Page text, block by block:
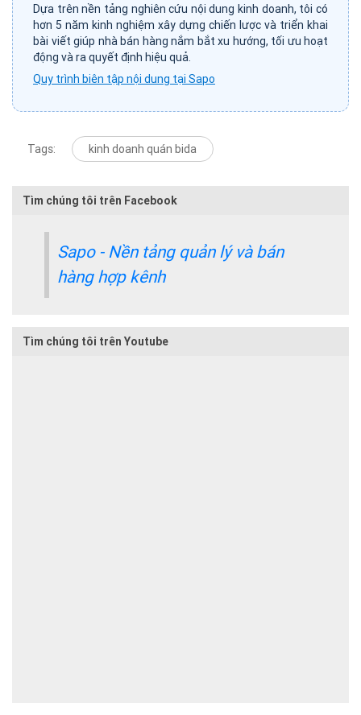
Dựa trên nền tảng nghiên cứu nội dung kinh doanh, tôi có
hơn 5 năm kinh nghiệm xây dựng chiến lược và triển khai
bài viết giúp nhà bán hàng nắm bắt xu hướng, tối ưu hoạt
động và ra quyết định hiệu quả.
Quy trình biên tập nội dung tại Sapo
Tags: kinh doanh quán bida
Tìm chúng tôi trên Facebook
Sapo - Nền tảng quản lý và bán
hàng hợp kênh
Tìm chúng tôi trên Youtube